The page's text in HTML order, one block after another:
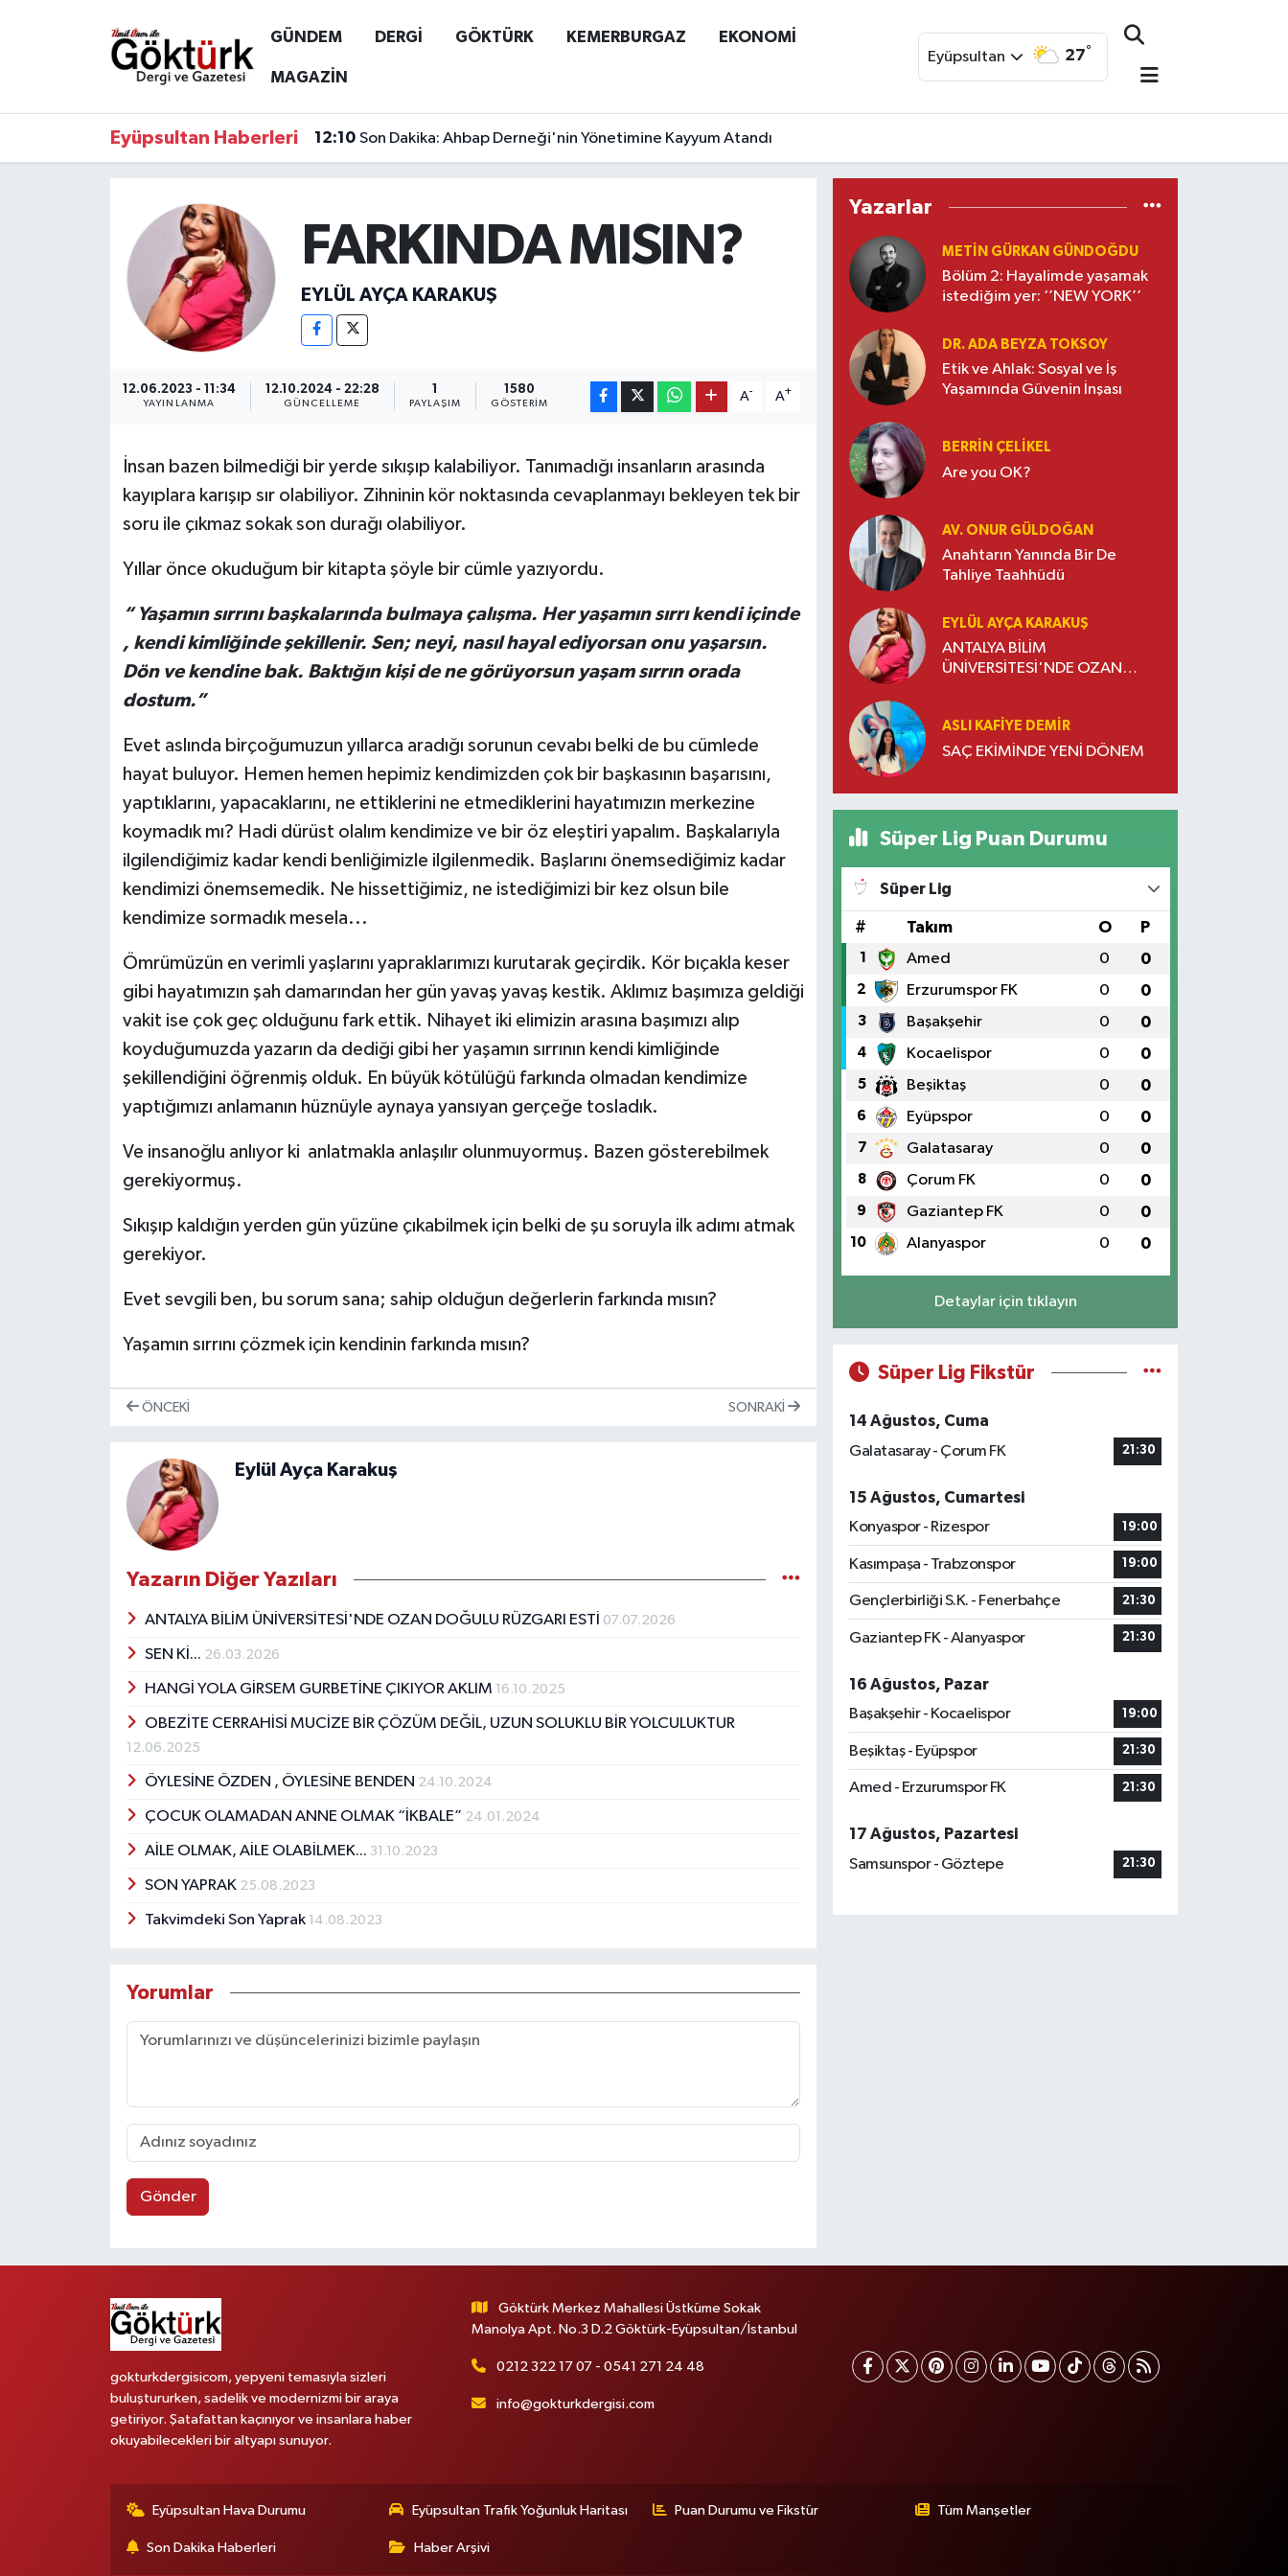
GÜNDEM DERGİ GÖKTÜRK KEMERBURGAZ EKONOMİ
MAGAZİN
Eyüpsultan 27°
Eyüpsultan Haberleri 12:10 Son Dakika: Ahbap Derneği'nin Yönetimine Kayyum Atandı
FARKINDA MISIN?
EYLÜL AYÇA KARAKUŞ
12.06.2023 - 11:34
YAYINLANMA
12.10.2024 - 22:28
GÜNCELLEME PAYLAŞIM
1580
GÖSTERIM
A- A+
İnsan bazen bilmediği bir yerde sıkışıp kalabiliyor. Tanımadığı insanların arasında
kayıplara karışıp sır olabiliyor. Zihninin kör noktasında cevaplanmayı bekleyen tek bir
soru ile çıkmaz sokak son durağı olabiliyor.
Yıllar önce okuduğum bir kitapta şöyle bir cümle yazıyordu.
“ Yaşamın sırrını başkalarında bulmaya çalışma. Her yaşamın sırrı kendi içinde
, kendi kimliğinde şekillenir. Sen; neyi, nasıl hayal ediyorsan onu yaşarsın.
Dön ve kendine bak. Baktığın kişi de ne görüyorsun yaşam sırrın orada
dostum.”
Evet aslında birçoğumuzun yıllarca aradığı sorunun cevabı belki de bu cümlede
hayat buluyor. Hemen hemen hepimiz kendimizden çok bir başkasının başarısını,
yaptıklarını, yapacaklarını, ne ettiklerini ne etmediklerini hayatımızın merkezine
koymadık mı? Hadi dürüst olalım kendimize ve bir öz eleştiri yapalım. Başkalarıyla
ilgilendiğimiz kadar kendi benliğimizle ilgilenmedik. Başlarını önemsediğimiz kadar
kendimizi önemsemedik. Ne hissettiğimiz, ne istediğimizi bir kez olsun bile
kendimize sormadık mesela...
Ömrümüzün en verimli yaşlarını yapraklarımızı kurutarak geçirdik. Kör bıçakla keser
gibi hayatımızın şah damarından her gün yavaş yavaş kestik. Aklımız başımıza geldiği
vakit ise çok geç olduğunu fark ettik. Nihayet iki elimizin arasına başımızı alıp
koyduğumuzda yazarın da dediği gibi her yaşamın sırrının kendi kimliğinde
şekillendiğini öğrenmiş olduk. En büyük kötülüğü farkında olmadan kendimize
yaptığımızı anlamanın hüznüyle aynaya yansıyan gerçeğe tosladık.
Ve insanoğlu anlıyor ki anlatmakla anlaşılır olunmuyormuş. Bazen gösterebilmek
gerekiyormuş.
Sıkışıp kaldığın yerden gün yüzüne çıkabilmek için belki de şu soruyla ilk adımı atmak
gerekiyor.
Evet sevgili ben, bu sorum sana; sahip olduğun değerlerin farkında mısın?
Yaşamın sırrını çözmek için kendinin farkında mısın?
ÖNCEKI SONRAKI
Eylül Ayça Karakuş
Yazarın Diğer Yazıları
ANTALYA BİLİM ÜNİVERSİTESİ'NDE OZAN DOĞULU RÜZGARI ESTİ 07.07.2026
SEN Kİ... 26.03.2026
HANGİ YOLA GİRSEM GURBETİNE ÇIKIYOR AKLIM 16.10.2025
OBEZİTE CERRAHİSİ MUCİZE BİR ÇÖZÜM DEĞİL, UZUN SOLUKLU BİR YOLCULUKTUR
12.06.2025
ÖYLESİNE ÖZDEN , ÖYLESİNE BENDEN 24.10.2024
ÇOCUK OLAMADAN ANNE OLMAK “İKBALE” 24.01.2024
AİLE OLMAK, AİLE OLABİLMEK... 31.10.2023
SON YAPRAK 25.08.2023
Takvimdeki Son Yaprak 14.08.2023
Yorumlar
Gönder
Yazarlar
METIN GÜRKAN GÜNDOĞDU
Bölüm 2: Hayalimde yaşamak
istediğim yer: ‘’NEW YORK’’
DR. ADA BEYZA TOKSOY
Etik ve Ahlak: Sosyal ve İş
Yaşamında Güvenin İnşası
BERRIN ÇELIKEL
Are you OK?
AV. ONUR GÜLDOĞAN
Anahtarın Yanında Bir De
Tahliye Taahhüdü
EYLÜL AYÇA KARAKUŞ
ANTALYA BİLİM
ÜNİVERSİTESİ'NDE OZAN
ASLI KAFIYE DEMIR
SAÇ EKİMİNDE YENİ DÖNEM
Süper Lig Puan Durumu
Süper Lig
# Takım O P
1 Amed 0 0
2 Erzurumspor FK 0 0
3 Başakşehir 0 0
4 Kocaelispor 0 0
5 Beşiktaş 0 0
6 Eyüpspor 0 0
7 Galatasaray 0 0
8 Çorum FK 0 0
9 Gaziantep FK 0 0
10 Alanyaspor 0 0
Detaylar için tıklayın
Süper Lig Fikstür
14 Ağustos, Cuma
Galatasaray - Çorum FK
21:30
15 Ağustos, Cumartesi
Konyaspor - Rizespor
19:00
Kasımpaşa - Trabzonspor 19:00
Gençlerbirliği S.K. - Fenerbahçe 21:30
Gaziantep FK - Alanyaspor 21:30
16 Ağustos, Pazar
Başakşehir - Kocaelispor
19:00
Beşiktaş - Eyüpspor 21:30
Amed - Erzurumspor FK 21:30
17 Ağustos, Pazartesi
Samsunspor - Göztepe
21:30
gokturkdergisicom, yepyeni temasıyla sizleri
buluştururken, sadelik ve modernizmi bir araya
getiriyor. Şatafattan kaçınıyor ve insanlara haber
okuyabilecekleri bir altyapı sunuyor.
Göktürk Merkez Mahallesi Üstküme Sokak
Manolya Apt. No.3 D.2 Göktürk-Eyüpsultan/İstanbul
0212 322 17 07 - 0541 271 24 48
info@gokturkdergisi.com
Eyüpsultan Hava Durumu Eyüpsultan Trafik Yoğunluk Haritası Puan Durumu ve Fikstür Tüm Manşetler
Son Dakika Haberleri Haber Arşivi
Anne Çocuk
KEMERBURGAZ
MAGAZİN
ÖZEL HABER
TEKNOLOJİ
Eyüpsultan Hava Durumu
Tüm Manşetler
Son Dakika Haberleri
Haber Arşivi